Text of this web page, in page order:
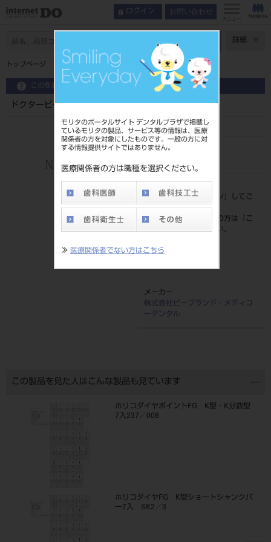
モリタのポータルサイト デンタルプラザで掲載し
ているモリタの製品、サービス等の情報は、医療
関係者の方を対象にしたものです。一般の方に対
する情報提供サイトではありません。
医療関係者の方は職種を選択ください。
≫ 医療関係者でない方はこちら
ログイン お問い合わせ
メニュー
詳細
トップページ ドクタービーヤングⅡ ＳＳタイプ
この商品に関するお問い合わせ
ドクタービーヤングⅡ ＳＳタイプ
品目コード
価格の確認は『ログイン
』してご
覧ください。
ネット会員登録がまだの方は『
こ
ちら』より登録ください。
発売日
2016/01/05
メーカー
株式会社ビーブランド・メディコ
ーデンタル
この製品を見た人はこんな製品も見ています
ホリコダイヤポイントFG K型・K分数型
7入237／008
ホリコダイヤFG K型ショートシャンクバ
ー7入 SK2／3